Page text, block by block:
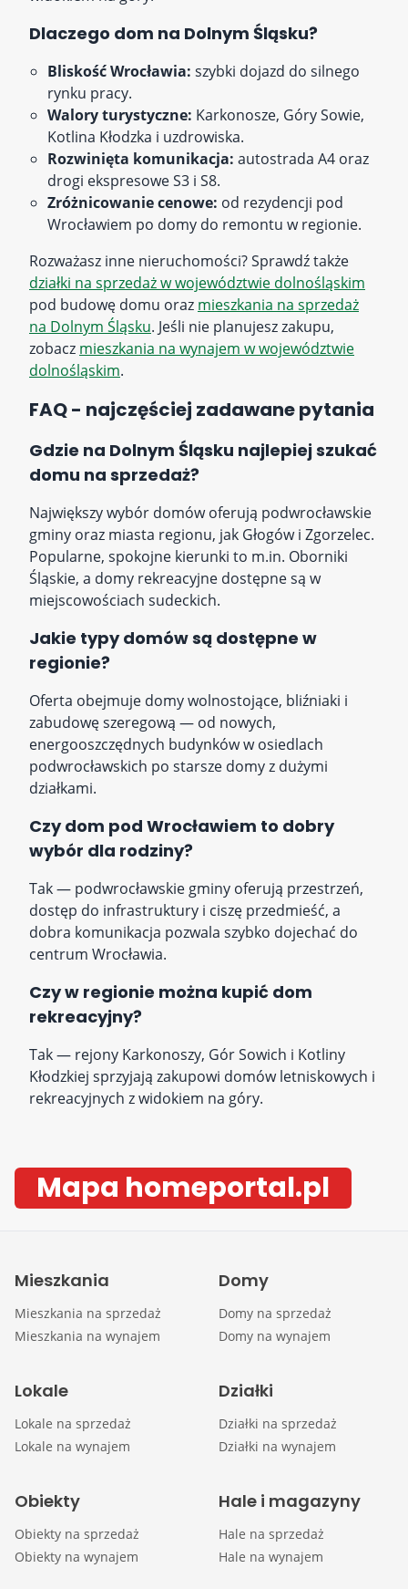
Dlaczego dom na Dolnym Śląsku?
Bliskość Wrocławia: szybki dojazd do silnego
rynku pracy.
Walory turystyczne: Karkonosze, Góry Sowie,
Kotlina Kłodzka i uzdrowiska.
Rozwinięta komunikacja: autostrada A4 oraz
drogi ekspresowe S3 i S8.
Zróżnicowanie cenowe: od rezydencji pod
Wrocławiem po domy do remontu w regionie.
Rozważasz inne nieruchomości? Sprawdź także
działki na sprzedaż w województwie dolnośląskim
pod budowę domu oraz mieszkania na sprzedaż
na Dolnym Śląsku. Jeśli nie planujesz zakupu,
zobacz mieszkania na wynajem w województwie
dolnośląskim.
FAQ - najczęściej zadawane pytania
Gdzie na Dolnym Śląsku najlepiej szukać
domu na sprzedaż?
Największy wybór domów oferują podwrocławskie
gminy oraz miasta regionu, jak Głogów i Zgorzelec.
Popularne, spokojne kierunki to m.in. Oborniki
Śląskie, a domy rekreacyjne dostępne są w
miejscowościach sudeckich.
Jakie typy domów są dostępne w
regionie?
Oferta obejmuje domy wolnostojące, bliźniaki i
zabudowę szeregową — od nowych,
energooszczędnych budynków w osiedlach
podwrocławskich po starsze domy z dużymi
działkami.
Czy dom pod Wrocławiem to dobry
wybór dla rodziny?
Tak — podwrocławskie gminy oferują przestrzeń,
dostęp do infrastruktury i ciszę przedmieść, a
dobra komunikacja pozwala szybko dojechać do
centrum Wrocławia.
Czy w regionie można kupić dom
rekreacyjny?
Tak — rejony Karkonoszy, Gór Sowich i Kotliny
Kłodzkiej sprzyjają zakupowi domów letniskowych i
rekreacyjnych z widokiem na góry.
Mapa homeportal.pl
Mieszkania
Mieszkania na sprzedaż
Mieszkania na wynajem
Domy
Domy na sprzedaż
Domy na wynajem
Lokale
Lokale na sprzedaż
Lokale na wynajem
Działki
Działki na sprzedaż
Działki na wynajem
Obiekty
Obiekty na sprzedaż
Obiekty na wynajem
Hale i magazyny
Hale na sprzedaż
Hale na wynajem